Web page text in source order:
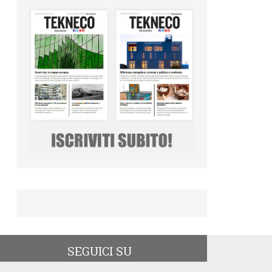
SEGUICI SU